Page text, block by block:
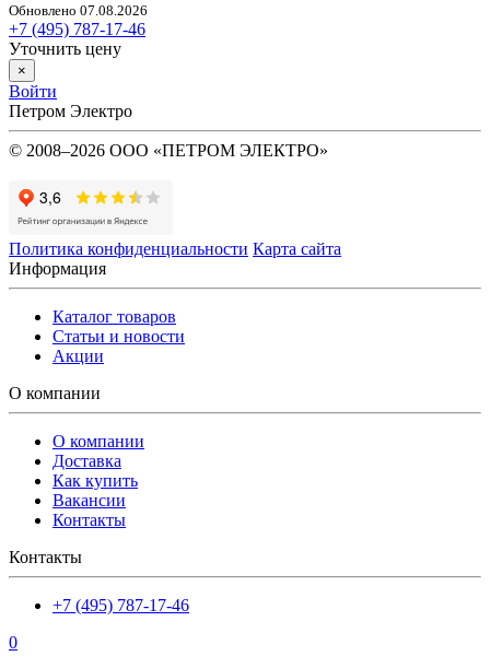
Обновлено 07.08.2026
+7 (495) 787-17-46
Уточнить цену
×
Войти
Петром Электро
© 2008–2026 ООО «ПЕТРОМ ЭЛЕКТРО»
Политика конфиденциальности Карта сайта
Информация
Каталог товаров
Статьи и новости
Акции
О компании
О компании
Доставка
Как купить
Вакансии
Контакты
Контакты
+7 (495) 787-17-46
0